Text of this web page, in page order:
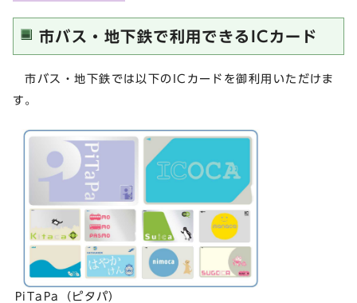
市バス・地下鉄で利用できるICカード
市バス・地下鉄では以下のICカードを御利用いただけま
す。
PiTaPa（ピタパ）